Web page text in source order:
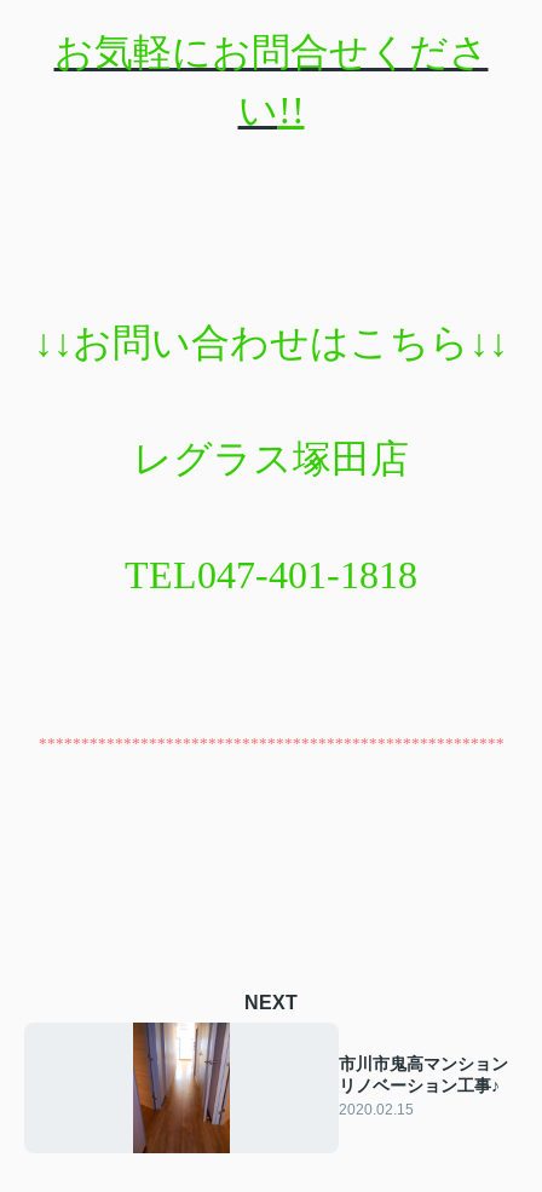
お気軽にお問合せくださ
い!!
↓↓お問い合わせはこちら ↓↓
レグラス塚田店
TEL047-401-1818
*******************************************************
NEXT
市川市鬼高マンション
リノベーション工事♪
2020.02.15